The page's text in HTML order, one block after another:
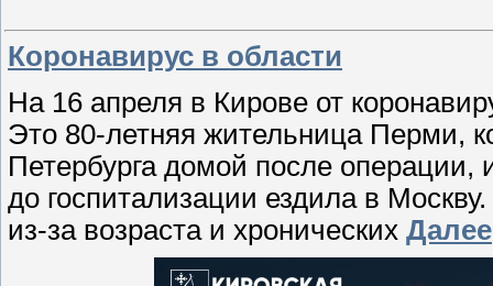
Коронавирус в области
На 16 апреля в Кирове от
Это 80-летняя жительница Перми,
Петербурга домой после операции,
до госпитализации ездила в
из-за возраста и хронических Далее